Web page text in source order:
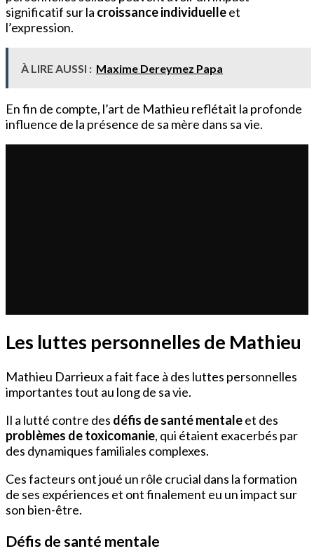
significatif sur la croissance individuelleet
l’expression.
À LIRE AUSSI : Maxime Dereymez Papa
En fin de compte, l’art de Mathieu reflétait la profonde
influence de la présence de sa mère dans sa vie.
Les luttes personnelles de Mathieu
Mathieu Darrieux a fait face à des luttes personnelles
importantes tout au long de sa vie.
Il a lutté contre des défis de santé mentaleet des
problèmes de toxicomanie, qui étaient exacerbés par
des dynamiques familiales complexes.
Ces facteurs ont joué un rôle crucial dans la formation
de ses expériences et ont finalement eu un impact sur
son bien-être.
Défis de santé mentale